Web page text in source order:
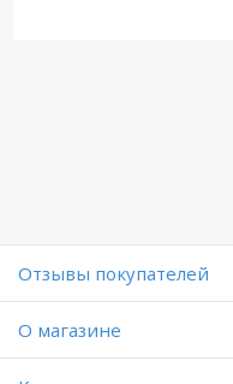
Отзывы покупателей
O магазине